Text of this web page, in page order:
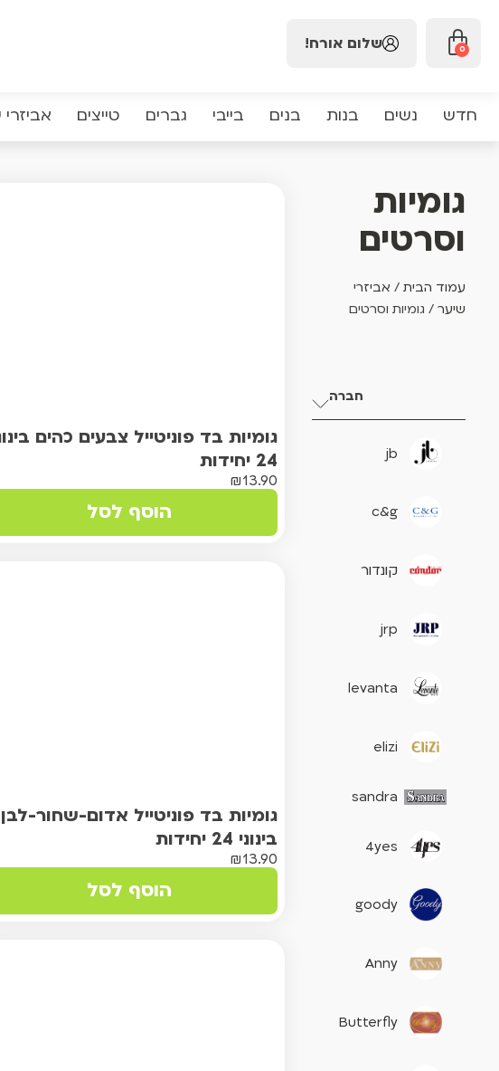
0 שלום אורח!
חדש נשים בנות בנים בייבי גברים טייצים
גומיות
וסרטים
עמוד הבית/ אביזרי
שיער/ גומיות וסרטים
חברה
jb
c&g
קונדור
jrp
levanta
elizi
sandra
4yes
goody
Anny
Butterfly
גומיות בד פוניטייל צבעים כהים
24 יחידות
₪13.90
הוסף לסל
גומיות בד פוניטייל אדום-שחור-לבן
בינוני 24 יחידות
₪13.90
הוסף לסל